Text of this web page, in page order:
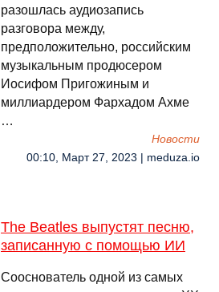
разошлась аудиозапись
разговора между,
предположительно, российским
музыкальным продюсером
Иосифом Пригожиным и
миллиардером Фархадом Ахме
…
Новости
00:10, Март 27, 2023 | meduza.io
The Beatles выпустят песню,
записанную с помощью ИИ
Сооснователь одной из самых